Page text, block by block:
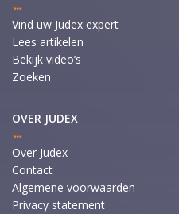
Vind uw Judex expert
Lees artikelen
Bekijk video’s
Zoeken
OVER JUDEX
Over Judex
Contact
Algemene voorwaarden
Privacy statement